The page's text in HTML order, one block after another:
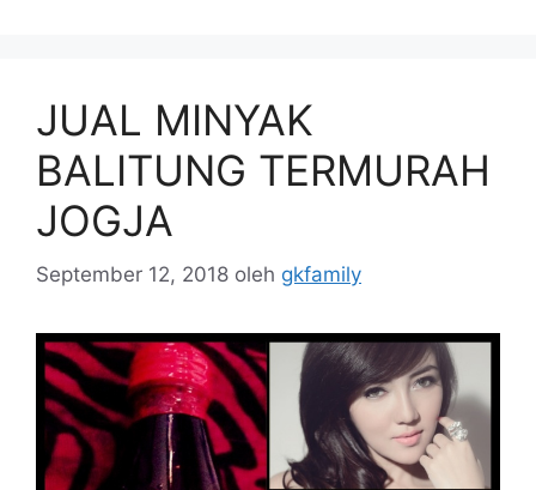
JUAL MINYAK
BALITUNG TERMURAH
JOGJA
September 12, 2018 oleh gkfamily